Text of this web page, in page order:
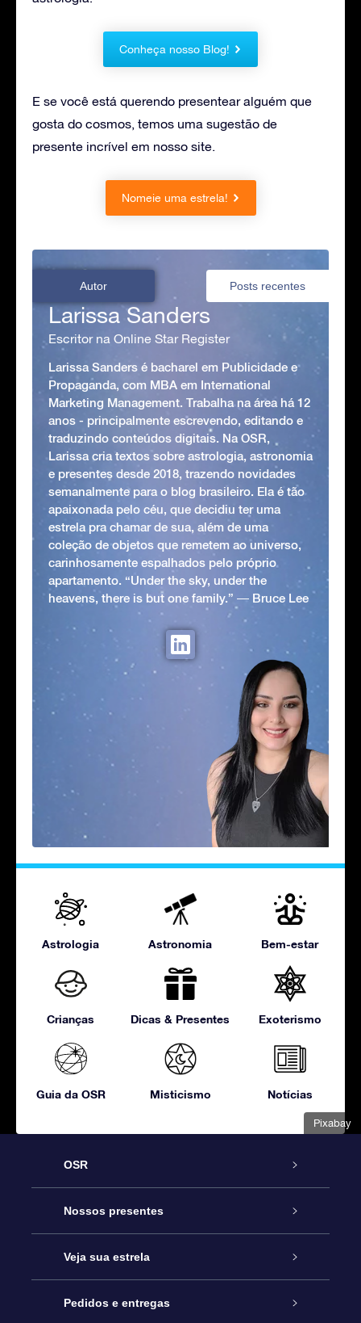
Pixabay
Conheça nosso Blog!
E se você está querendo presentear alguém que
gosta do cosmos, temos uma sugestão de
presente incrível em nosso site.
Nomeie uma estrela!
Autor Posts recentes
Larissa Sanders
Escritor na Online Star Register
Larissa Sanders é bacharel em Publicidade e
Propaganda, com MBA em International
Marketing Management. Trabalha na área há 12
anos - principalmente escrevendo, editando e
traduzindo conteúdos digitais. Na OSR,
Larissa cria textos sobre astrologia, astronomia
e presentes desde 2018, trazendo novidades
semanalmente para o blog brasileiro. Ela é tão
apaixonada pelo céu, que decidiu ter uma
estrela pra chamar de sua, além de uma
coleção de objetos que remetem ao universo,
carinhosamente espalhados pelo próprio
apartamento. “Under the sky, under the
heavens, there is but one family.” ― Bruce Lee
Astrologia Astronomia Bem-estar
Crianças Dicas & Presentes Exoterismo
Guia da OSR Misticismo Notícias
OSR
Serviço
Entre em contato conosco
Blog
Nossos presentes
Presente estrelar on-line
Pacote de presente da OSR
Veja sua estrela
Star Register
Pedidos e entregas